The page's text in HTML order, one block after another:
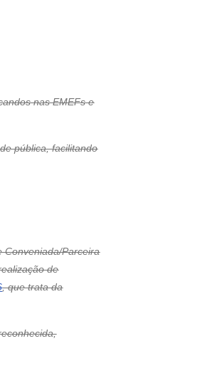
nas EMEFs e
pública, facilitando
Conveniada/Parceira
de
, que trata da